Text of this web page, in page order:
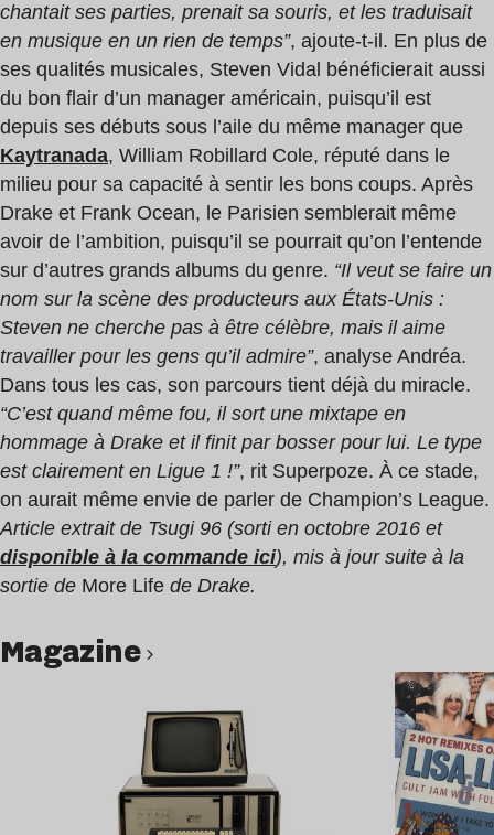
chantait ses parties, prenait sa souris, et les traduisait
en musique en un rien de temps”, ajoute-t-il. En plus de
ses qualités musicales, Steven Vidal bénéficierait aussi
du bon flair d’un manager américain, puisqu’il est
depuis ses débuts sous l’aile du même manager que
Kaytranada, William Robillard Cole, réputé dans le
milieu pour sa capacité à sentir les bons coups. Après
Drake et Frank Ocean, le Parisien semblerait même
avoir de l’ambition, puisqu’il se pourrait qu’on l’entende
sur d’autres grands albums du genre. “Il veut se faire un
nom sur la scène des producteurs aux États-Unis :
Steven ne cherche pas à être célèbre, mais il aime
travailler pour les gens qu’il admire”, analyse Andréa.
Dans tous les cas, son parcours tient déjà du miracle.
“C’est quand même fou, il sort une mixtape en
hommage à Drake et il finit par bosser pour lui. Le type
est clairement en Ligue 1 !”, rit Superpoze. À ce stade,
on aurait même envie de parler de Champion’s League.
Article extrait de Tsugi 96 (sorti en octobre 2016 et
disponible à la commande ici), mis à jour suite à la
sortie de More Life de Drake.
magazine